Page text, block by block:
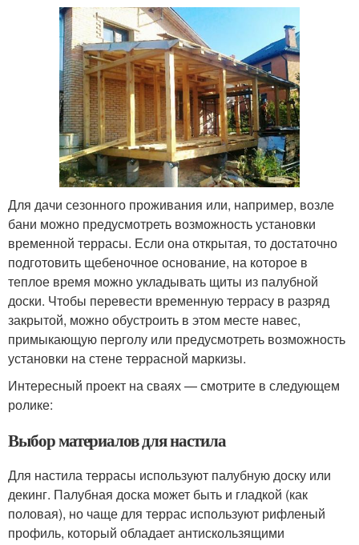
Для дачи сезонного проживания или, например, возле
бани можно предусмотреть возможность установки
временной террасы. Если она открытая, то достаточно
подготовить щебеночное основание, на которое в
теплое время можно укладывать щиты из палубной
доски. Чтобы перевести временную террасу в разряд
закрытой, можно обустроить в этом месте навес,
примыкающую перголу или предусмотреть возможность
установки на стене террасной маркизы.
Интересный проект на сваях — смотрите в следующем
ролике:
Выбор материалов для настила
Для настила террасы используют палубную доску или
декинг. Палубная доска может быть и гладкой (как
половая), но чаще для террас используют рифленый
профиль, который обладает антискользящими